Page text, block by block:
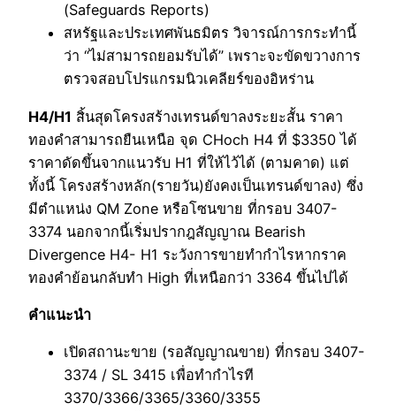
(Safeguards Reports)
สหรัฐและประเทศพันธมิตร วิจารณ์การกระทำนี้
ว่า “ไม่สามารถยอมรับได้” เพราะจะขัดขวางการ
ตรวจสอบโปรแกรมนิวเคลียร์ของอิหร่าน
H4/H1 สิ้นสุดโครงสร้างเทรนด์ขาลงระยะสั้น ราคา
ทองคำสามารถยืนเหนือ จุด CHoch H4 ที่ $3350 ได้
ราคาดัดขึ้นจากแนวรับ H1 ที่ให้ไว้ได้ (ตามคาด) แต่
ทั้งนี้ โครงสร้างหลัก(รายวัน)ยังคงเป็นเทรนด์ขาลง) ซึ่ง
มีตำแหน่ง QM Zone หรือโซนขาย ที่กรอบ 3407-
3374 นอกจากนี้เริ่มปรากฎสัญญาณ Bearish
Divergence H4- H1 ระวังการขายทำกำไรหากราค
ทองคำย้อนกลับทำ High ที่เหนือกว่า 3364 ขึ้นไปได้
คำแนะนำ
เปิดสถานะขาย (รอสัญญาณขาย) ที่กรอบ 3407-
3374 / SL 3415 เพื่อทำกำไรที
3370/3366/3365/3360/3355